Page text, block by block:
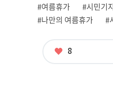
#여름휴가
#시민기
#나만의 여름휴가
#
좋
8